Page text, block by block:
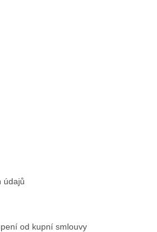
údajů
od kupní smlouvy